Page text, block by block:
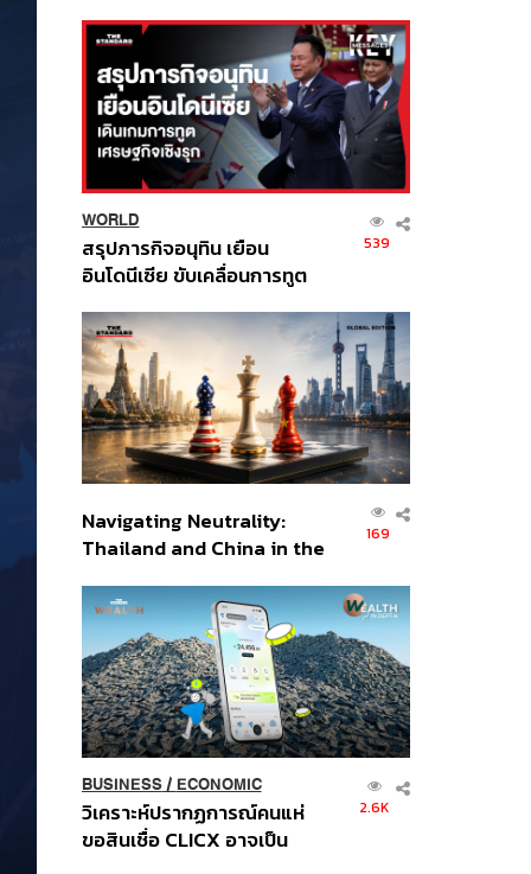
WORLD
สรุปภารกิจอนุทิน เยือน
อินโดนีเซีย ขับเคลื่อนการทูต
ส่วนยุทธศาสตร์ไทย –
อินโดนีเซีย
539
Navigating Neutrality:
Thailand and China in the
Order
169
BUSINESS/ ECONOMIC
วิเคราะห์ปรากฏการณ์คนแห่
ขอสินเชื่อ CLICX อาจเป็น
2.6K